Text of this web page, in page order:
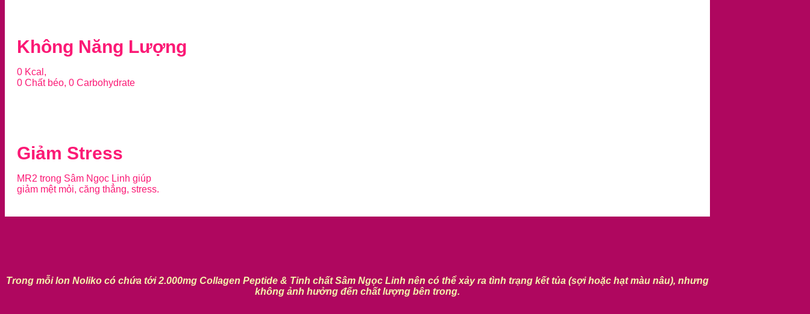
Không Năng Lượng
0 Kcal,
0 Chất béo, 0 Carbohydrate
Giảm Stress
MR2 trong Sâm Ngọc Linh giúp
giảm mệt mỏi, căng thẳng, stress.
Trong mỗi lon Noliko có chứa tới 2.000mg Collagen Peptide & Tinh chất Sâm Ngọc Linh nên có thể xảy ra tình trạng kết tủa (sợi hoặc hạt màu nâu), nhưng
không ảnh hưởng đến chất lượng bên trong.